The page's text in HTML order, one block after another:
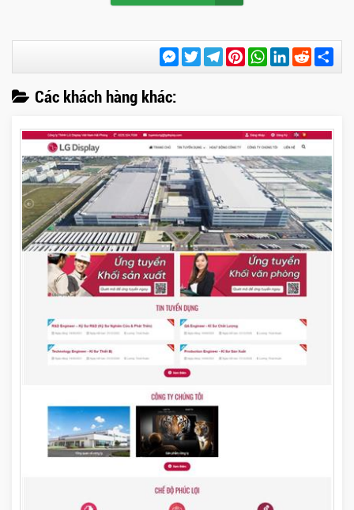
Messenger
TwitterTelegramPinterestWhatsApp
LinkedIn
Reddit
Các khách hàng khác: